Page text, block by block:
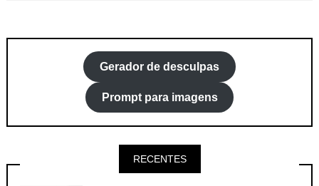
Gerador de desculpas
Prompt para imagens
RECENTES